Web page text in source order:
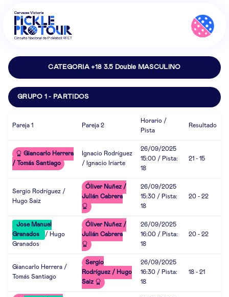
CATEGORIA +18 3.5 Double MASCULINO
GRUPO 1 - PARTIDOS
Pareja 1 Pareja 2
Horario /
Pista
Resultado
Giancarlo Herrera
/ Tomás Santiago
Ignacio Rodríguez
/ Ignacio Iriarte
26/09/2025
15:00 / Pista:
18
21 - 15
Sergio Rodríguez /
Hugo Saiz
Óliver Nuñez /
Julián Cabrera
26/09/2025
15:30 / Pista:
18
20 - 22
Jose Manuel
Granados
/ Hugo
Granados
Óliver Nuñez /
Julián Cabrera
26/09/2025
16:00 / Pista:
18
20 - 22
Giancarlo Herrera /
Tomás Santiago
Sergio
Rodríguez / Hugo
Saiz
26/09/2025
16:30 / Pista:
18
18 - 21